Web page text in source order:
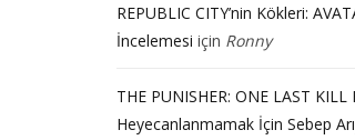
REPUBLIC CITY’nin Kökleri:
İncelemesi için Ronny
THE PUNISHER: ONE LAST KILL
Heyecanlanmamak İçin Sebep